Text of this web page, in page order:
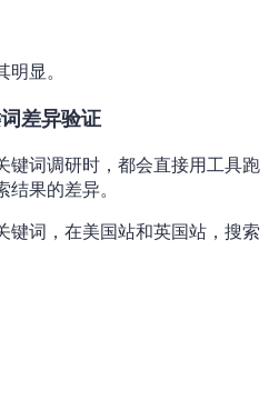
显。
差异验证
键词调研时，都会直接用工具跑
果的差异。
键词，在美国站和英国站，搜索